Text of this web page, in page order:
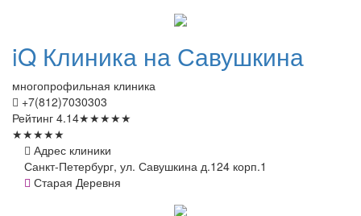
iQ Клиника на Савушкина
многопрофильная клиника
+7(812)7030303
Рейтинг 4.14★★★★★
★★★★★
Адрес клиники
Санкт-Петербург, ул. Савушкина д.124 корп.1
Старая Деревня